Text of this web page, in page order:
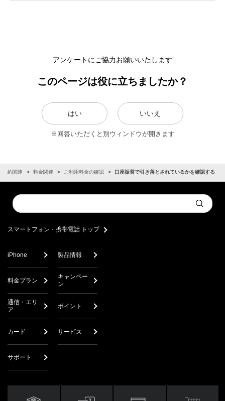
アンケートにご協力お願いいたします
このページは役に立ちましたか？
はい いいえ
※回答いただくと別ウィンドウが開きます
契約関連 料金関連 ご利用料金の確認 口座振替で引き落とされているかを確認する
Conduct
a
Submit
スマートフォン・携帯電話 トップ
iPhone 製品情報
料金プラン
キャンペー
ン
通信・エリ
ア
ポイント
カード サービス
サポート